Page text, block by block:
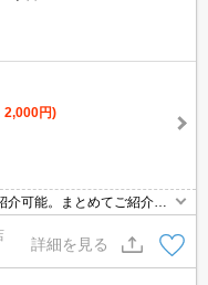
2,000円)
可能。まとめてご紹介致
部屋探しは情報量地域ナン
詳細を見る